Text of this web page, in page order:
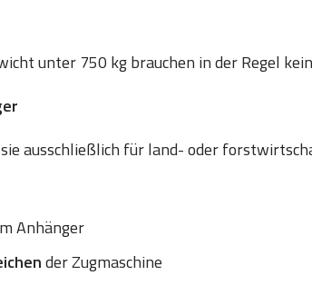
unter 750 kg brauchen in der Regel
ausschließlich für land- oder
Anhänger
der Zugmaschine